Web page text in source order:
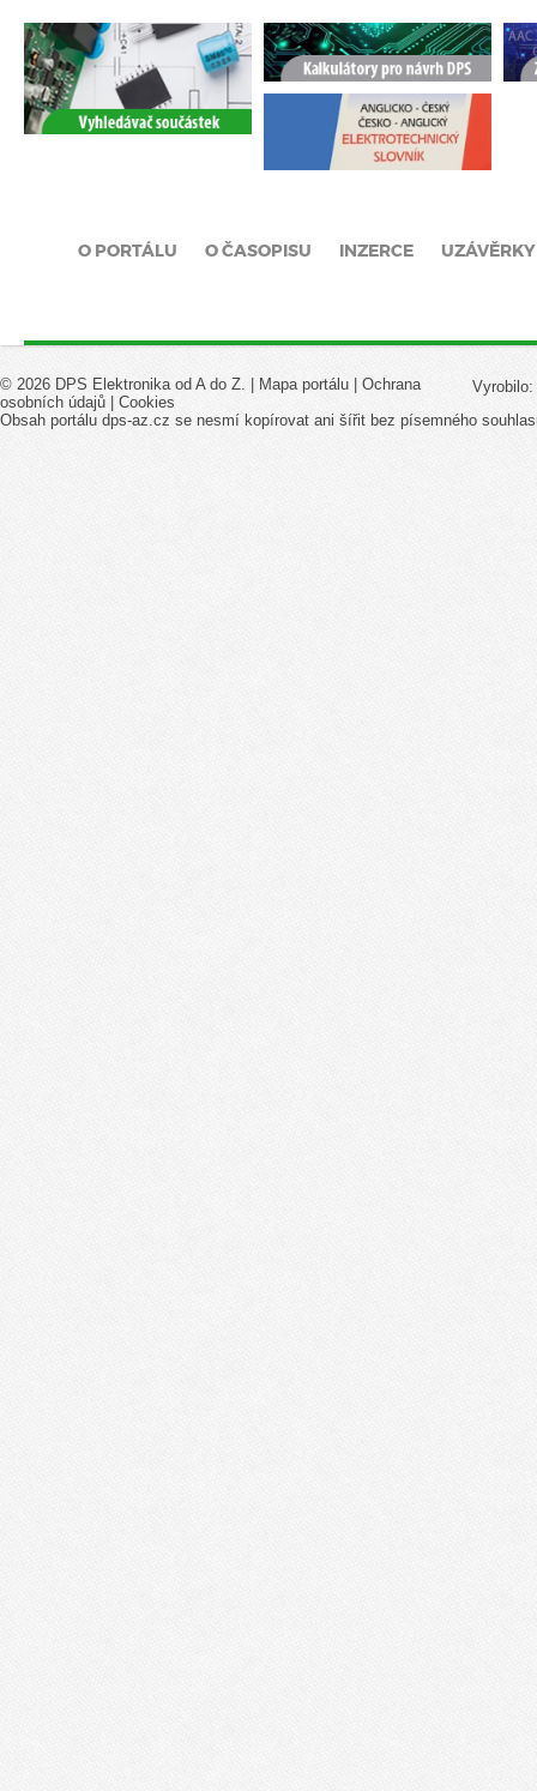
O PORTÁLU O ČASOPISU INZERCE UZÁVĚRKY
Vyrobilo:
© 2026 DPS Elektronika od A do Z. | Mapa portálu
Ochrana
osobních údajů
Cookies
Obsah portálu dps-az.cz se nesmí kopírovat ani šířit bez písemného